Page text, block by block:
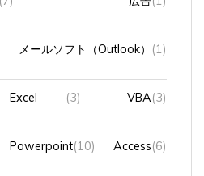
メールソフト（Outlook） (1)
Excel (3) VBA (3)
Powerpoint (10) Access (6)